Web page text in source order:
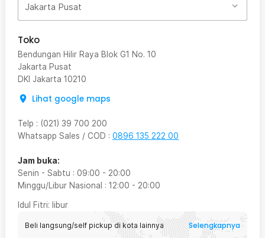
Jakarta Pusat
Toko
Bendungan Hilir Raya Blok G1 No. 10
Jakarta Pusat
DKI Jakarta 10210
Lihat google maps
Telp : (021) 39 700 200
Whatsapp Sales / COD : 0896 135 222 00
Jam buka:
Senin - Sabtu : 09:00 - 20:00
Minggu/Libur Nasional : 12:00 - 20:00
Idul Fitri: libur
Beli langsung/self pickup di kota lainnya Selengkapnya